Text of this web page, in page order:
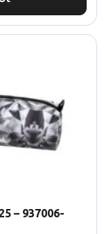
– 937006-